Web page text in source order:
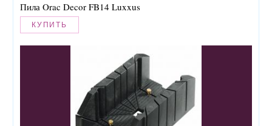
Пила Orac Decor FB14 Luxxus
КУПИТЬ